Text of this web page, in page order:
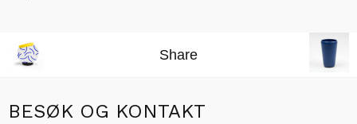
Share
BESØK OG KONTAKT